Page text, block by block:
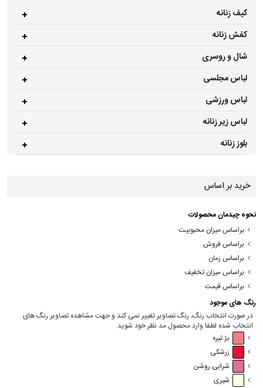
کیف زنانه
کفش زنانه
شال و روسری
لباس مجلسی
لباس ورزشی
لباس زیر زنانه
بلوز زنانه
خرید بر اساس
نحوه چیدمان محصولات
براساس میزان محبوبیت
براساس فروش
براساس زمان
براساس میزان تخفیف
براساس قیمت
رنگ های موجود
در صورت انتخاب رنگ، رنگ تصاویر تغییر نمی کند و جهت مشاهده تصاویر رنگ های
انتخاب شده لطفا وارد محصول مد نظر خود شوید.
بژ تیره
زرشکی
شرابی روشن
شیری